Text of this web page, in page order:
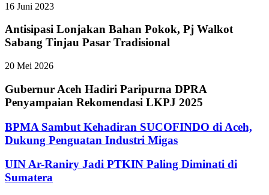
16 Juni 2023
Antisipasi Lonjakan Bahan Pokok, Pj Walkot
Sabang Tinjau Pasar Tradisional
20 Mei 2026
‎Gubernur Aceh Hadiri Paripurna DPRA
Penyampaian Rekomendasi LKPJ 2025
BPMA Sambut Kehadiran SUCOFINDO di Aceh,
Dukung Penguatan Industri Migas
UIN Ar-Raniry Jadi PTKIN Paling Diminati di
Sumatera